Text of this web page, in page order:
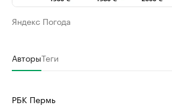
Яндекс Погода
АвторыТеги
РБК Пермь